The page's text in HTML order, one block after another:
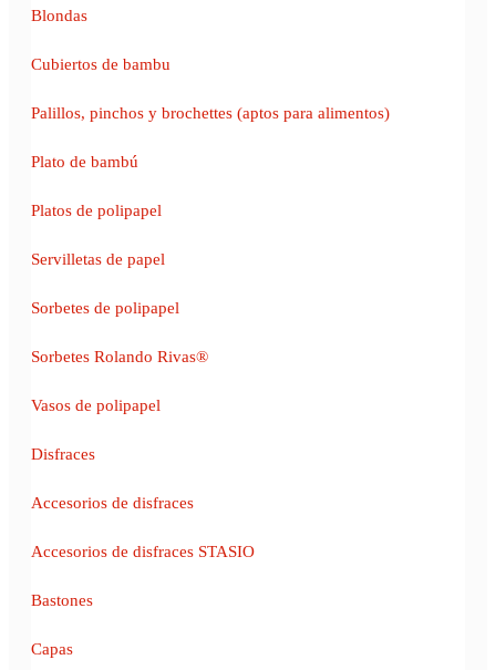
Blondas
Cubiertos de bambu
Palillos, pinchos y brochettes (aptos para alimentos)
Plato de bambú
Platos de polipapel
Servilletas de papel
Sorbetes de polipapel
Sorbetes Rolando Rivas®
Vasos de polipapel
Disfraces
Accesorios de disfraces
Accesorios de disfraces STASIO
Bastones
Capas